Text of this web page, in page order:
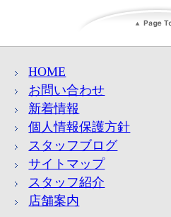
HOME
お問い合わせ
新着情報
個人情報保護方針
スタッフブログ
サイトマップ
スタッフ紹介
店舗案内